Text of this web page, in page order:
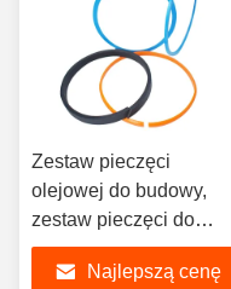
Zestaw pieczęci
olejowej do budowy,
zestaw pieczęci do
ładowania, zestaw
pieczęci AHC16970 dla
Najlepszą cenę